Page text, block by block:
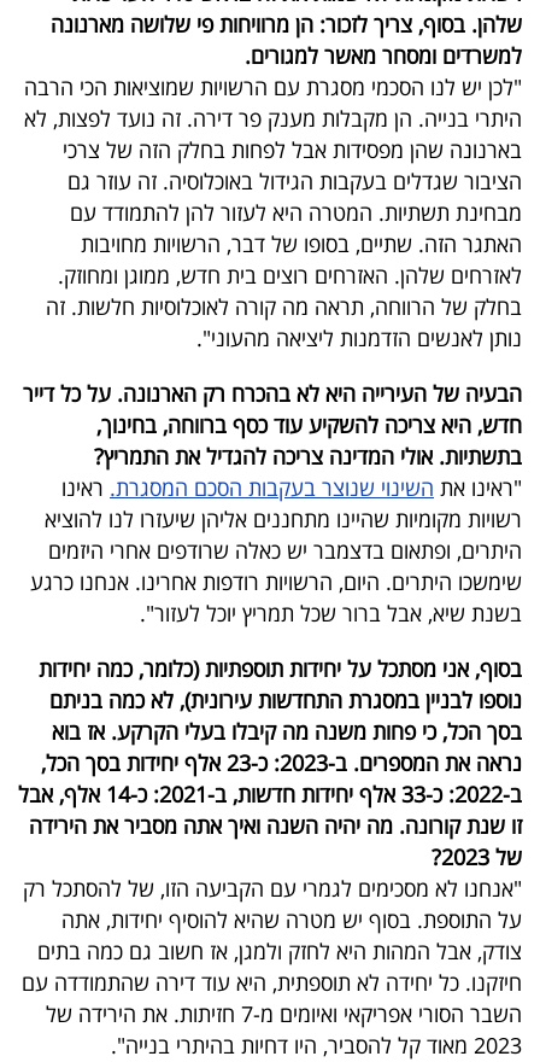
שלהן. בסוף, צריך לזכור: הן מרוויחות פי שלושה מארנונה
למשרדים ומסחר מאשר למגורים.
"לכן יש לנו הסכמי מסגרת עם הרשויות שמוציאות הכי הרבה
היתרי בנייה. הן מקבלות מענק פר דירה. זה נועד לפצות, לא
בארנונה שהן מפסידות אבל לפחות בחלק הזה של צרכי
הציבור שגדלים בעקבות הגידול באוכלוסיה. זה עוזר גם
מבחינת תשתיות. המטרה היא לעזור להן להתמודד עם
האתגר הזה. שתיים, בסופו של דבר, הרשויות מחויבות
לאזרחים שלהן. האזרחים רוצים בית חדש, ממוגן ומחוזק.
בחלק של הרווחה, תראה מה קורה לאוכלוסיות חלשות. זה
נותן לאנשים הזדמנות ליציאה מהעוני".
הבעיה של העירייה היא לא בהכרח רק הארנונה. על כל דייר
חדש, היא צריכה להשקיע עוד כסף ברווחה, בחינוך,
בתשתיות. אולי המדינה צריכה להגדיל את התמריץ?
"ראינו את השינוי שנוצר בעקבות הסכם המסגרת. ראינו
רשויות מקומיות שהיינו מתחננים אליהן שיעזרו לנו להוציא
היתרים, ופתאום בדצמבר יש כאלה שרודפים אחרי היזמים
שימשכו היתרים. היום, הרשויות רודפות אחרינו. אנחנו כרגע
בשנת שיא, אבל ברור שכל תמריץ יוכל לעזור".
בסוף, אני מסתכל על יחידות תוספתיות (כלומר, כמה יחידות
נוספו לבניין במסגרת התחדשות עירונית), לא כמה בניתם
בסך הכל, כי פחות משנה מה קיבלו בעלי הקרקע. אז בוא
נראה את המספרים. ב-2023: כ-23 אלף יחידות בסך הכל,
ב-2022: כ-33 אלף יחידות חדשות, ב-2021: כ-14 אלף, אבל
זו שנת קורונה. מה יהיה השנה ואיך אתה מסביר את הירידה
של 2023?
"אנחנו לא מסכימים לגמרי עם הקביעה הזו, של להסתכל רק
על התוספת. בסוף יש מטרה שהיא להוסיף יחידות, אתה
צודק, אבל המהות היא לחזק ולמגן, אז חשוב גם כמה בתים
חיזקנו. כל יחידה לא תוספתית, היא עוד דירה שהתמודדה עם
השבר הסורי אפריקאי ואיומים מ-7 חזיתות. את הירידה של
2023 מאוד קל להסביר, היו דחיות בהיתרי בנייה".